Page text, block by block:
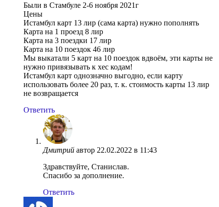
Были в Стамбуле 2-6 ноября 2021г
Цены
Истамбул карт 13 лир (сама карта) нужно пополнять
Карта на 1 проезд 8 лир
Карта на 3 поездки 17 лир
Карта на 10 поездок 46 лир
Мы выкатали 5 карт на 10 поездок вдвоём, эти карты не
нужно привязывать к хес кодам!
Истамбул карт однозначно выгодно, если карту
использовать более 20 раз, т. к. стоимость карты 13 лир
не возвращается
Ответить
Дмитрий автор 22.02.2022 в 11:43
Здравствуйте, Станислав.
Спасибо за дополнение.
Ответить